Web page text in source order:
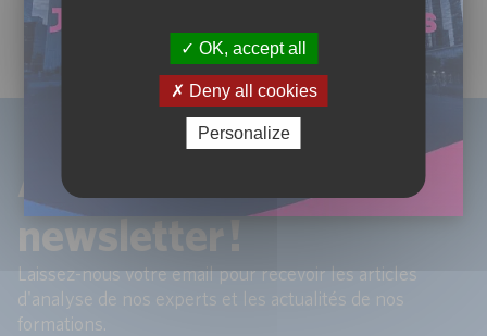
du challenge commentés par nos experts !
Abonnez-vous à notre
newsletter !
Laissez-nous votre email pour recevoir les articles
d'analyse de nos experts et les actualités de nos
formations.
OK, accept all
Deny all cookies
Personalize